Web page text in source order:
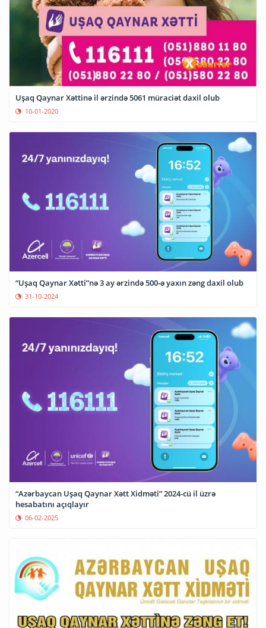
Uşaq Qaynar Xəttinə il ərzində 5061 müraciət daxil olub
10-01-2020
“Uşaq Qaynar Xətti”nə 3 ay ərzində 500-ə yaxın zəng daxil olub
31-10-2024
“Azərbaycan Uşaq Qaynar Xətt Xidməti” 2024-cü il üzrə
hesabatını açıqlayır
06-02-2025